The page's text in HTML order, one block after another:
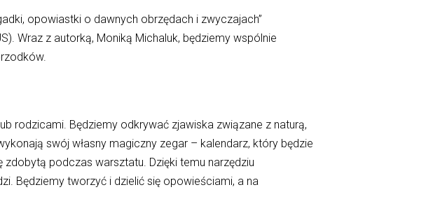
opowiastki o dawnych obrzędach i zwyczajach”
Wraz z autorką, Moniką Michaluk, będziemy wspólnie
rodzicami. Będziemy odkrywać zjawiska związane z naturą,
swój własny magiczny zegar – kalendarz, który będzie
zdobytą podczas warsztatu. Dzięki temu narzędziu
Będziemy tworzyć i dzielić się opowieściami, a na